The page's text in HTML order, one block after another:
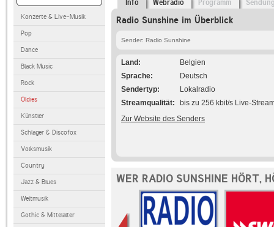
Konzerte & Live-Musik
Pop
Dance
Black Music
Rock
Oldies
Künstler
Schlager & Discofox
Volksmusik
Country
Jazz & Blues
Weltmusik
Gothic & Mittelalter
Info Webradio Programm
Radio Sunshine im Überblick
Sender: Radio Sunshine
Land
Belgien
Sprache
Deutsch
Sendertyp
Lokalradio
Streamqualität
bis zu 256 kbit/s Live-
Zur Website des Senders
WER RADIO SUNSHINE HÖRT,